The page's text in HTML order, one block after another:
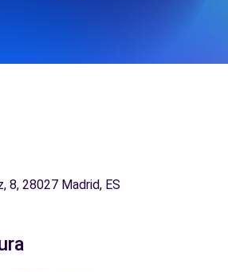
8, 28027 Madrid, ES